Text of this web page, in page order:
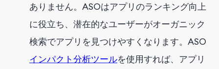
ありません。ASOはアプリのランキング向上
に役立ち、潜在的なユーザーがオーガニック
検索でアプリを見つけやすくなります。ASO
インパクト分析ツールを使用すれば、アプリ